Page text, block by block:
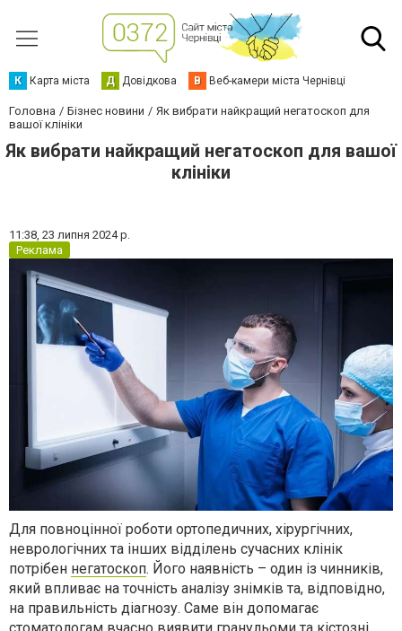
К Карта міста Д Довідкова В Веб-камери міста Чернівці
Головна Бізнес новини
Як вибрати найкращий негатоскоп для
вашої клініки
Як вибрати найкращий негатоскоп для вашої
клініки
11:38, 23 липня 2024 р.
Реклама
Для повноцінної роботи ортопедичних, хірургічних,
неврологічних та інших відділень сучасних клінік
потрібен негатоскоп. Його наявність – один із чинників,
який впливає на точність аналізу знімків та, відповідно,
на правильність діагнозу. Саме він допомагає
стоматологам вчасно виявити гранульоми та кістозні